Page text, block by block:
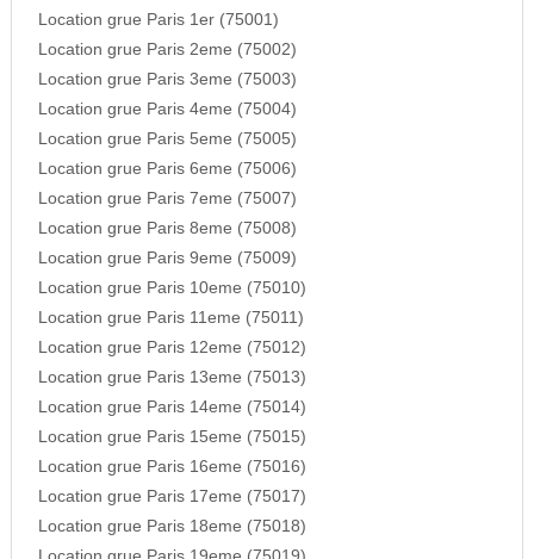
Location grue Paris 1er (75001)
Location grue Paris 2eme (75002)
Location grue Paris 3eme (75003)
Location grue Paris 4eme (75004)
Location grue Paris 5eme (75005)
Location grue Paris 6eme (75006)
Location grue Paris 7eme (75007)
Location grue Paris 8eme (75008)
Location grue Paris 9eme (75009)
Location grue Paris 10eme (75010)
Location grue Paris 11eme (75011)
Location grue Paris 12eme (75012)
Location grue Paris 13eme (75013)
Location grue Paris 14eme (75014)
Location grue Paris 15eme (75015)
Location grue Paris 16eme (75016)
Location grue Paris 17eme (75017)
Location grue Paris 18eme (75018)